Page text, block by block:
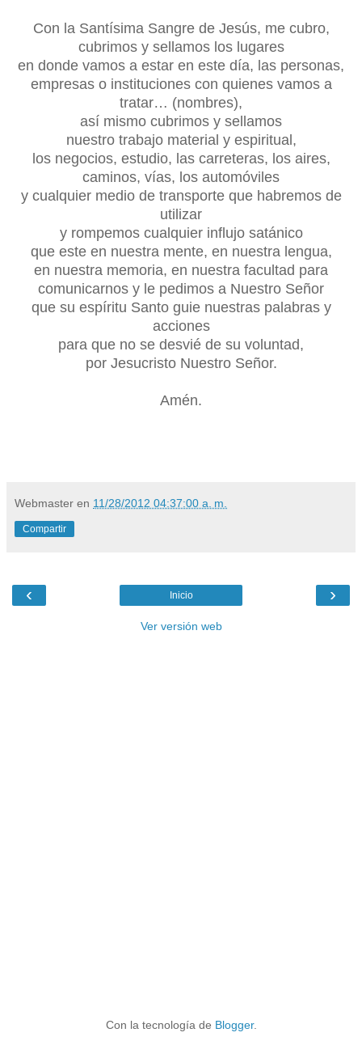
Con la Santísima Sangre de Jesús, me cubro,
cubrimos y sellamos los lugares
en donde vamos a estar en este día, las personas,
empresas o instituciones con quienes vamos a
tratar… (nombres),
así mismo cubrimos y sellamos
nuestro trabajo material y espiritual,
los negocios, estudio, las carreteras, los aires,
caminos, vías, los automóviles
y cualquier medio de transporte que habremos de
utilizar
y rompemos cualquier influjo satánico
que este en nuestra mente, en nuestra lengua,
en nuestra memoria, en nuestra facultad para
comunicarnos y le pedimos a Nuestro Señor
que su espíritu Santo guie nuestras palabras y
acciones
para que no se desvié de su voluntad,
por Jesucristo Nuestro Señor.
Amén.
Webmaster en 11/28/2012 04:37:00 a. m.
Compartir
‹ ›
Inicio
Ver versión web
Con la tecnología de Blogger.